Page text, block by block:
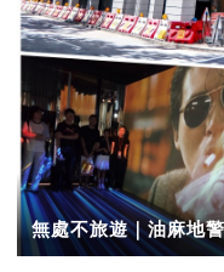
無處不旅遊｜油麻地